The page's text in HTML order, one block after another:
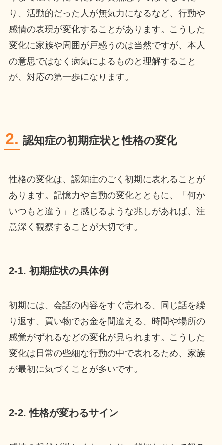
り、活動的だった人が無気力になるなど、行動や
感情の表現が変化することがあります。こうした
変化に家族や周囲が戸惑うのは当然ですが、本人
の意思ではなく病気によるものと理解すること
が、対応の第一歩になります。
2. 認知症の初期症状と性格の変化
性格の変化は、認知症のごく初期に表れることが
あります。記憶力や言動の変化とともに、「何か
いつもと違う」と感じるような兆しがあれば、注
意深く観察することが大切です。
2-1. 初期症状の具体例
初期には、会話の内容をすぐ忘れる、同じ話を繰
り返す、買い物でお金を間違える、時間や場所の
感覚がずれるなどの変化が見られます。こうした
変化は日常の些細な行動の中で表れるため、家族
が最初に気づくことが多いです。
2-2. 性格が変わるサイン